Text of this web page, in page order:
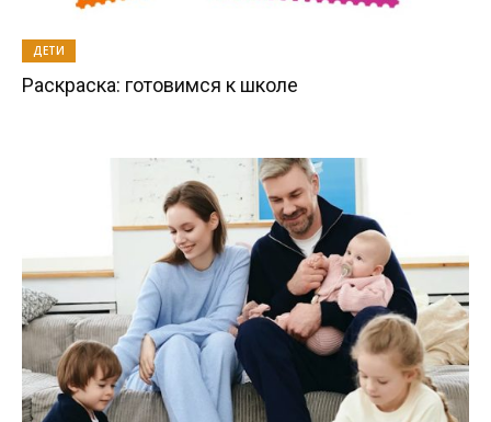
ДЕТИ
Раскраска: готовимся к школе